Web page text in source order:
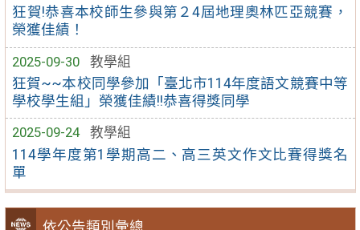
狂賀!恭喜本校師生參與第２4屆地理奧林匹亞競賽，
榮獲佳績！
2025-09-30
教學組
狂賀~~本校同學參加「臺北市114年度語文競賽中等
學校學生組」榮獲佳績!!恭喜得獎同學
2025-09-24
教學組
114學年度第1學期高二、高三英文作文比賽得獎名
單
依公告類別彙總